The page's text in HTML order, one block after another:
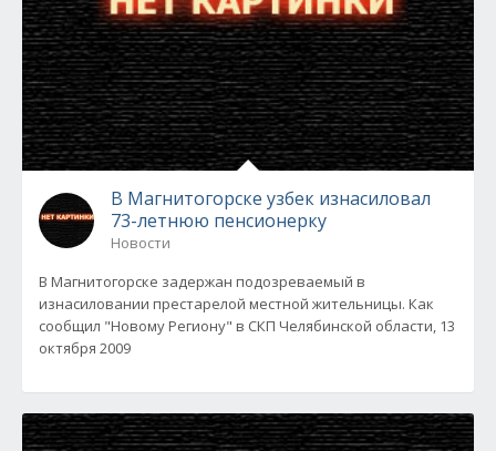
В Магнитогорске узбек изнасиловал
73-летнюю пенсионерку
Новости
В Магнитогорске задержан подозреваемый в
изнасиловании престарелой местной жительницы. Как
сообщил "Новому Региону" в СКП Челябинской области, 13
октября 2009